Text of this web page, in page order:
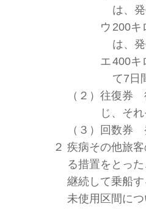
は、
ウ 200キ
は、
エ400キ
て7日
（２） 往復券
じ、そ
（３）
回数券
２ 疾病その他旅
る措置をとっ
継続して乗船
未使用区間に